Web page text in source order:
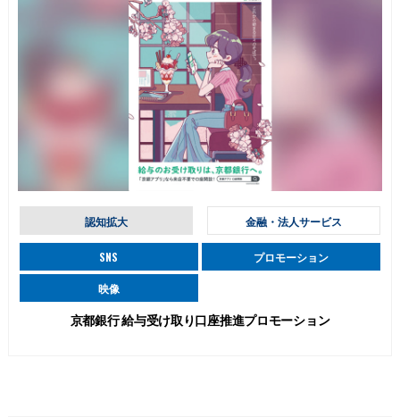
認知拡大 金融・法人サービス
SNS プロモーション
映像
京都銀行 給与受け取り口座推進プロモーション